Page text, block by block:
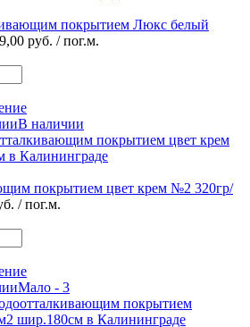
покрытием Люкс белый
руб. / пог.м.
В наличии
покрытием цвет крем №2 320гр/
/ пог.м.
Мало - 3